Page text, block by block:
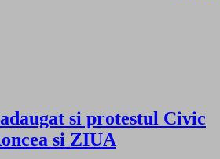
si protestul Civic
si ZIUA